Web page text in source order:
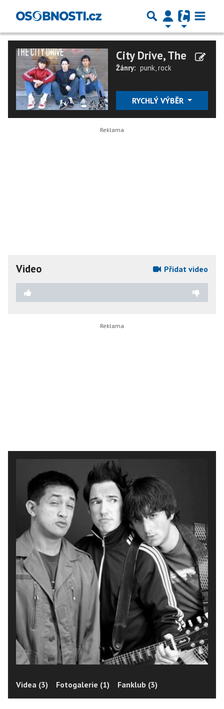
City Drive, The
Žánry: punk,rock
RYCHLÝ VÝBĚR
Video Přidat video
Videa (3) Fotogalerie (1) Fanklub (3)